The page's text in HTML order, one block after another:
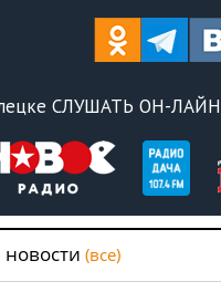
СЛУШАТЬ ОН-ЛАЙН
(все)